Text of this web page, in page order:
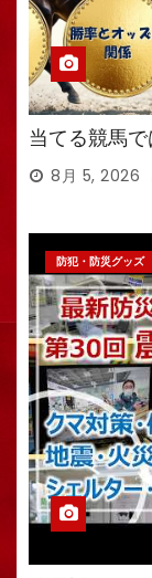
当てる競馬
8月 5, 2026
防犯・防災グッズ